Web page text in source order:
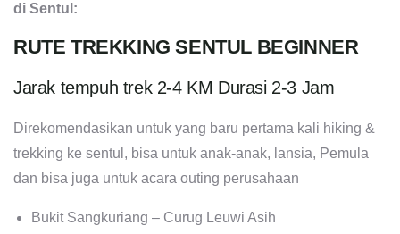
di Sentul:
RUTE TREKKING SENTUL BEGINNER
Jarak tempuh trek 2-4 KM Durasi 2-3 Jam
Direkomendasikan untuk yang baru pertama kali hiking &
trekking ke sentul, bisa untuk anak-anak, lansia, Pemula
dan bisa juga untuk acara outing perusahaan
Bukit Sangkuriang – Curug Leuwi Asih